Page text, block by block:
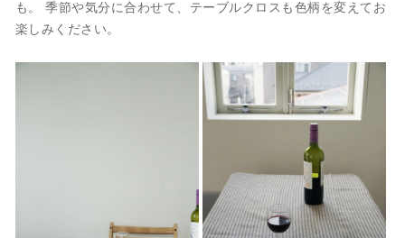
も。 季節や気分に合わせて、テーブルクロスも色柄を変えてお
楽しみください。